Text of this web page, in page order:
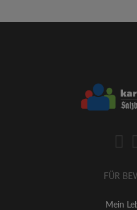
FÜR
Mein